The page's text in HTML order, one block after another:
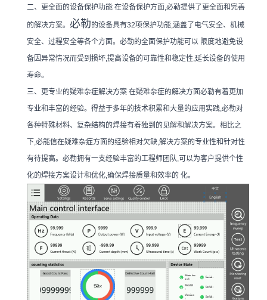
二、更全面的设备保护功能 在设备保护方面,必勒提供了更全面和完善
的解决方案。 必勒的设备具有32项保护功能,涵盖了电气安全、机械
安全、过程安全等各个方面。必勒的全面保护功能可以 限度地避免设
备因异常情况而受到损坏,提高设备的可靠性和稳定性,延长设备的使用
寿命。
三、更专业的疑难杂症解决方案 在疑难杂症的解决方面必勒有着更加
专业和丰富的经验。得益于多年的技术积累和大量的应用实践,必勒对
各种特殊材料、复杂结构的焊接有着独到的见解和解决方案。相比之
下,必能信在疑难杂症方面的经验相对欠缺,解决方案的专业性和针对性
有待提高。必勒拥有一支经验丰富的工程师团队,可以为客户提供个性
化的焊接方案设计和优化,确保焊接质量和效率的 化。